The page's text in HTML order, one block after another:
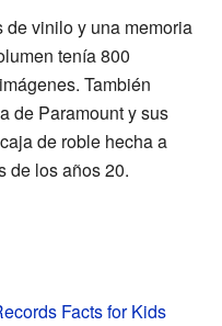
vinilo y una memoria
tenía 800
También
de Paramount y sus
de roble hecha a
de los años 20.
Facts for Kids